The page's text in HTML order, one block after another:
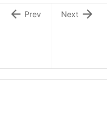

Next
 Prev